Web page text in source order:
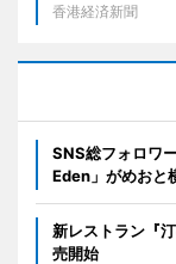
香港経済新聞
SNS総フォロワ
Eden」がめおと
新レストラン『
売開始